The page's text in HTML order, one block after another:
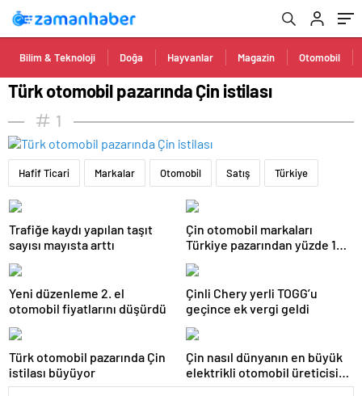
Bilim & Teknoloji Doğa Hayvanlar Magazin Otomobil
Türk otomobil pazarında Çin istilası
1
Hafif Ticari Markalar Otomobil Satış Türkiye
Trafiğe kaydı yapılan taşıt
sayısı mayısta arttı
Çin otomobil markaları
Türkiye pazarından yüzde 10
pay alıyor
Yeni düzenleme 2. el
otomobil fiyatlarını düşürdü
Çinli Chery yerli TOGG’u
geçince ek vergi geldi
Türk otomobil pazarında Çin
istilası büyüyor
Çin nasıl dünyanın en büyük
elektrikli otomobil üreticisi
oldu?